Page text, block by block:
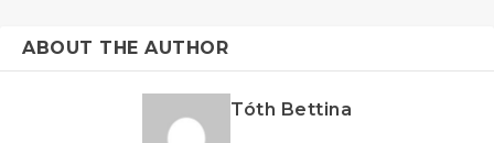
ABOUT THE AUTHOR
Tóth Bettina